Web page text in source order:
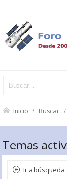
Inicio Buscar
Temas
Ir a búsqueda